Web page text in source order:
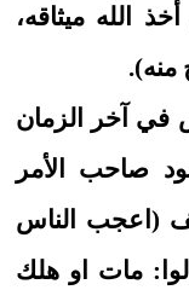
الله ميثاقه،
منه).
في آخر الزمان
صاحب الأمر
(اعجب الناس
مات او هلك